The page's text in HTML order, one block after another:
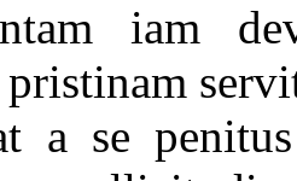
iam
pristinam
a se